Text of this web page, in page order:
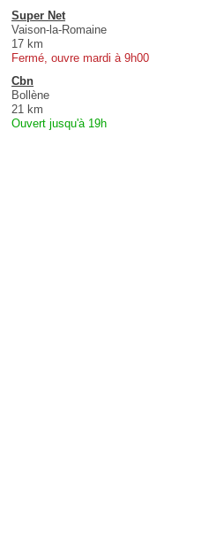
Super Net
Vaison-la-Romaine
17 km
Fermé, ouvre mardi à 9h00
Cbn
Bollène
21 km
Ouvert jusqu'à 19h